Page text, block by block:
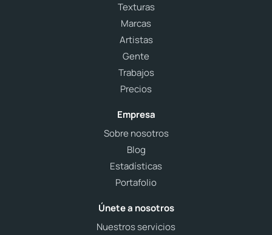
Texturas
Marcas
Artistas
Gente
Trabajos
Precios
Empresa
Sobre nosotros
Blog
Estadísticas
Portafolio
Únete a nosotros
Nuestros servicios